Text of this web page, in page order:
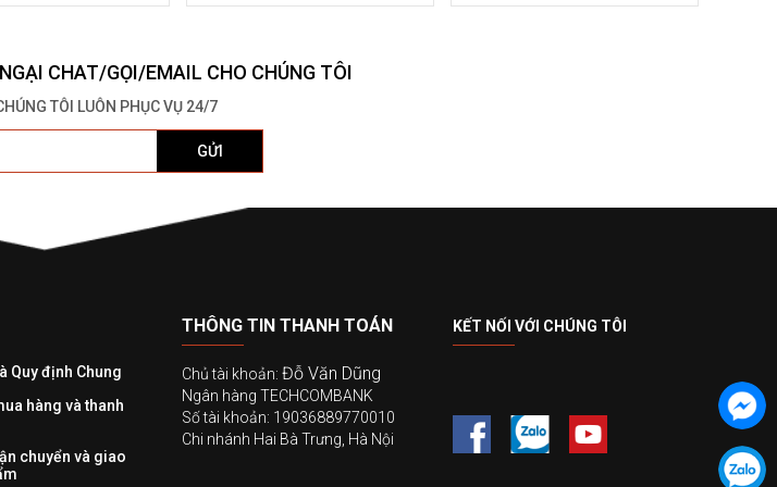
CHAT/GỌI/EMAIL CHO CHÚNG TÔI
TÔI LUÔN PHỤC VỤ 24/7
GỬI
Quy định Chung
hàng và thanh
chuyển và giao
THÔNG TIN THANH TOÁN
Chủ tài khoản: Đỗ Văn Dũng
Ngân hàng TECHCOMBANK
Số tài khoản: 19036889770010
Chi nhánh Hai Bà Trưng, Hà Nội
KẾT NỐI VỚI CHÚNG TÔI